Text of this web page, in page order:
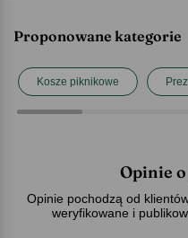
Proponowane kategorie
Kosze piknikowe
Opinie
Opinie pochodzą od
weryfikowane i